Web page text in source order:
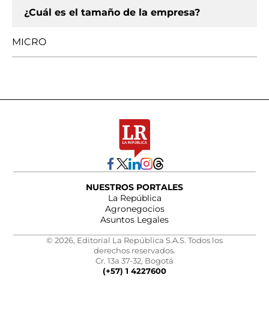
¿Cuál es el tamaño de la empresa?
MICRO
NUESTROS PORTALES
La República
Agronegocios
Asuntos Legales
© 2026, Editorial La República S.A.S. Todos los
derechos reservados.
Cr. 13a 37-32, Bogotá
(+57) 1 4227600